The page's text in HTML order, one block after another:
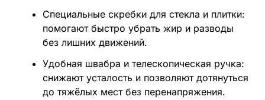
Специальные скребки для стекла и плитки:
помогают быстро убрать жир и разводы
без лишних движений.
Удобная швабра и телескопическая ручка:
снижают усталость и позволяют дотянуться
до тяжёлых мест без перенапряжения.